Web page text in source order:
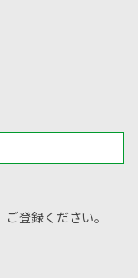
登録ください。